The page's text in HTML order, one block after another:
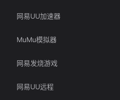
网易UU加速器
MuMu模拟器
网易发烧游戏
网易UU远程